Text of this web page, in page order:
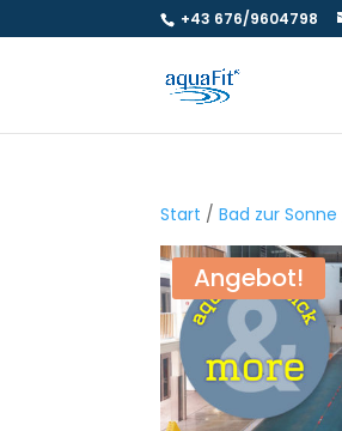
+43 676/9604798
Start /Bad zur Sonne
Angebot!